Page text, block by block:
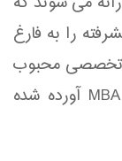
را به فارغ
تخصصی محبوب
برای دانشجویانی دوره آموزش مجازی MBA آورده شده